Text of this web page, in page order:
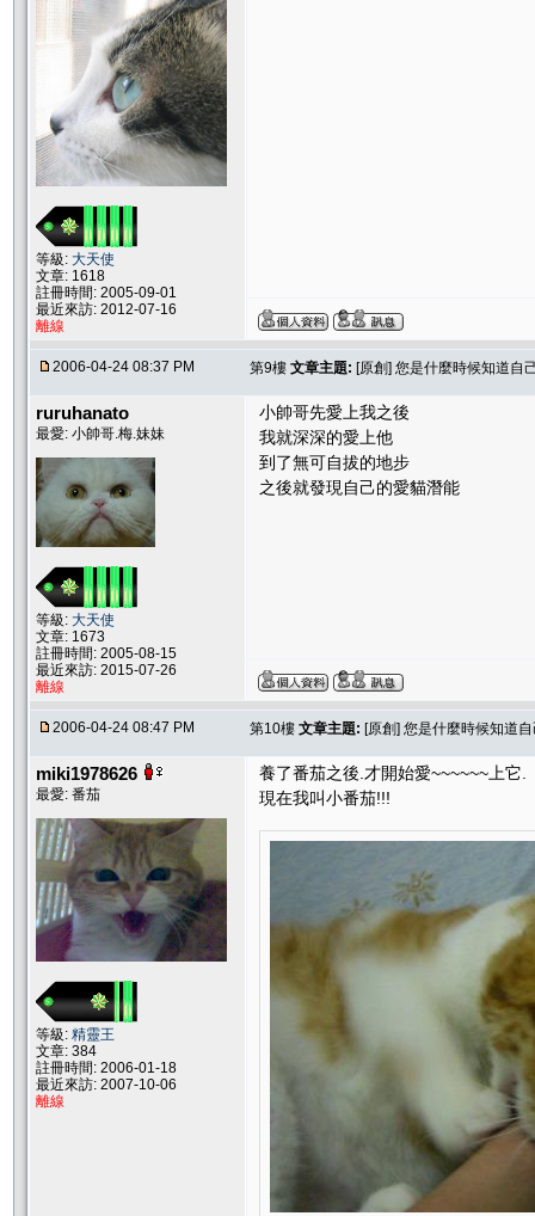
等級: 大天使
文章: 1618
註冊時間: 2005-09-01
最近來訪: 2012-07-16
離線
2006-04-24 08:37 PM 第9樓 文章主題: [原創] 您是什麼時候知道自
ruruhanato
最愛: 小帥哥.梅.妹妹
等級: 大天使
文章: 1673
註冊時間: 2005-08-15
最近來訪: 2015-07-26
離線
小帥哥先愛上我之後
我就深深的愛上他
到了無可自拔的地步
之後就發現自己的愛貓潛能
2006-04-24 08:47 PM 第10樓 文章主題: [原創] 您是什麼時候知道
miki1978626
最愛: 番茄
等級: 精靈王
文章: 384
註冊時間: 2006-01-18
最近來訪: 2007-10-06
離線
養了番茄之後.才開始愛~~~~~~上它.
現在我叫小番茄!!!